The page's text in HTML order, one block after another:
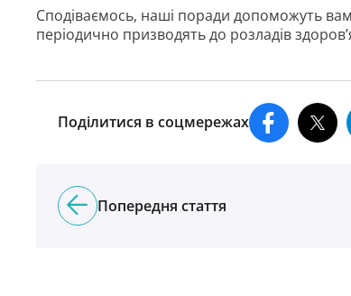
Сподіваємось, наші поради допоможуть
періодично призводять до розладів
Поділитися в соцмережах
Попередня стаття